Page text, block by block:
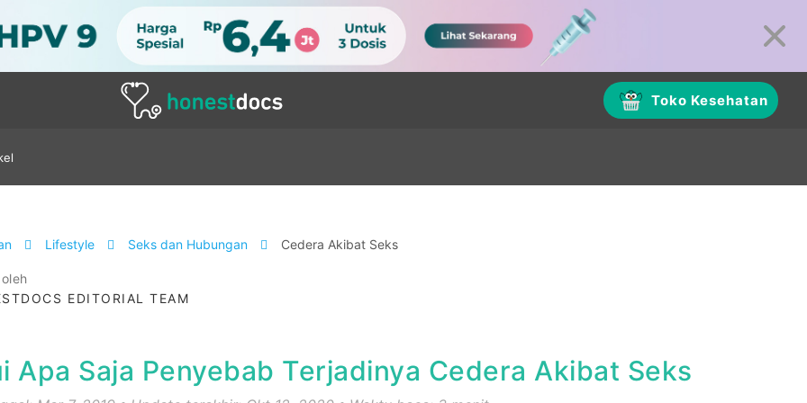
Toko Kesehatan
Lifestyle Seks dan Hubungan Cedera Akibat Seks
EDITORIAL TEAM
Apa Saja Penyebab Terjadinya Cedera Akibat Seks